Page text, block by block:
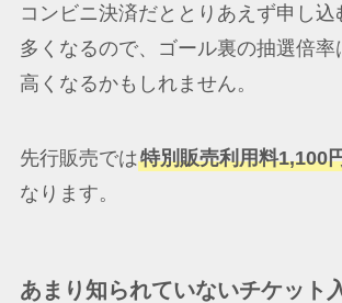
コンビニ決済だととりあえず申し込
多くなるので、ゴール裏の抽選倍率
高くなるかもしれません。
先行販売では特別販売利用料1,100
なります。
あまり知られていないチケット